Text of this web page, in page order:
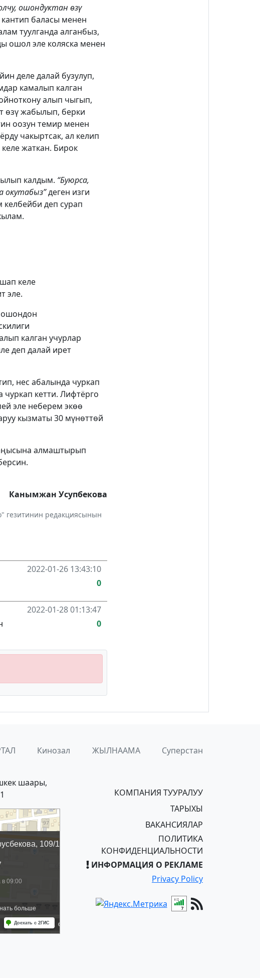
ошондуктан өзү
баласы менен
туулганда алганбыз,
ошол эле коляска менен
деле далай бузулуп,
камалып калган
алып чыгып,
өзү жабылып, берки
оозун темир менен
чакыртсак, ал келип
жаткан. Бирок
калдым. “Буюрса,
окутабыз”деген изги
деп сурап
келе
эле.
ошондон
калган учурлар
деп далай ирет
нес абалында чуркап
чуркап кетти. Лифтёрго
эле неберем экөө
кызматы 30 мүнөттөй
алмаштырып
Канымжан Усупбекова
гезитинин редакциясынын
2022-01-26 13:43:10
0
2022-01-28 01:13:47
0
Кинозал ЖЫЛНААМА Суперстан
шаары,
КОМПАНИЯ ТУУРАЛУУ
ТАРЫХЫ
ВАКАНСИЯЛАР
ПОЛИТИКА
КОНФИДЕНЦИАЛЬНОСТИ
ИНФОРМАЦИЯ О РЕКЛАМЕ
Privacy Policy